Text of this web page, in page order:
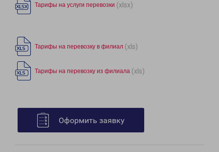
Тарифы на услуги перевозки (xlsx)
Тарифы на перевозку в филиал (xls)
Тарифы на перевозку из филиала (xls)
Оформить заявку